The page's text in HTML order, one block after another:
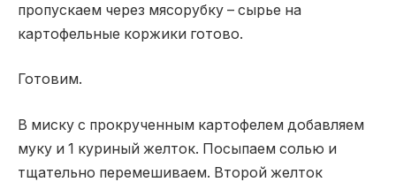
пропускаем через мясорубку – сырье на
картофельные коржики готово.
Готовим.
В миску с прокрученным картофелем добавляем
муку и 1 куриный желток. Посыпаем солью и
тщательно перемешиваем. Второй желток